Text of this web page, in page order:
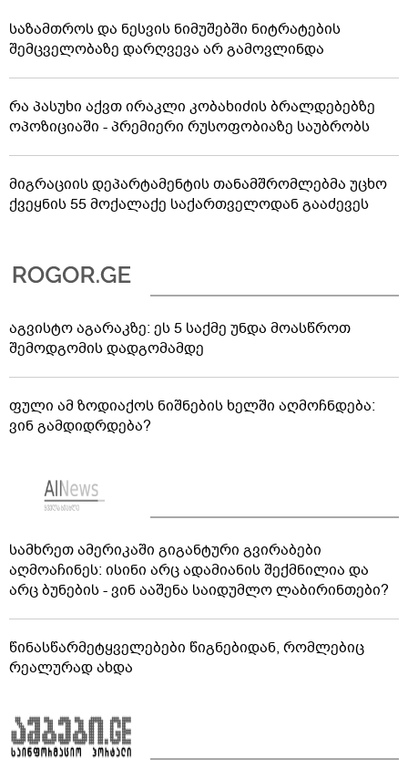
საზამთროს და ნესვის ნიმუშებში ნიტრატების
შემცველობაზე დარღვევა არ გამოვლინდა
რა პასუხი აქვთ ირაკლი კობახიძის ბრალდებებზე
ოპოზიციაში - პრემიერი რუსოფობიაზე საუბრობს
მიგრაციის დეპარტამენტის თანამშრომლებმა უცხო
ქვეყნის 55 მოქალაქე საქართველოდან გააძევეს
აგვისტო აგარაკზე: ეს 5 საქმე უნდა მოასწროთ
შემოდგომის დადგომამდე
ფული ამ ზოდიაქოს ნიშნების ხელში აღმოჩნდება:
ვინ გამდიდრდება?
სამხრეთ ამერიკაში გიგანტური გვირაბები
აღმოაჩინეს: ისინი არც ადამიანის შექმნილია და
არც ბუნების - ვინ ააშენა საიდუმლო ლაბირინთები?
წინასწარმეტყველებები წიგნებიდან, რომლებიც
რეალურად ახდა